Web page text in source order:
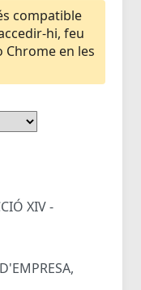
compatible
hi, feu
en les
XIV -